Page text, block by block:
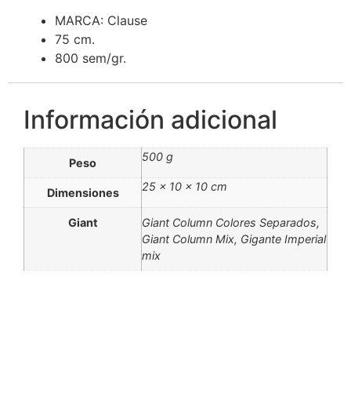
MARCA: Clause
75 cm.
800 sem/gr.
Información adicional
Peso 500 g
Dimensiones 25 × 10 × 10 cm
Giant
Giant Column Colores Separados,
Giant Column Mix, Gigante Imperial
mix